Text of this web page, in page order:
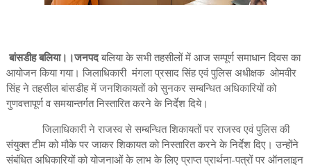
बांसडीह बलिया।।जनपदबलिया के सभी तहसीलों में आज सम्पूर्ण समाधान दिवस का
आयोजन किया गया। जिलाधिकारी मंगला प्रसाद सिंह एवं पुलिस अधीक्षक ओमवीर
सिंह ने तहसील बांसडीह में जनशिकायतों को सुनकर सम्बन्धित अधिकारियों को
गुणवत्तापूर्ण व समयान्तर्गत निस्तारित करने के निर्देश दिये।
जिलाधिकारी ने राजस्व से सम्बन्धित शिकायतों पर राजस्व एवं पुलिस की
संयुक्त टीम को मौके पर जाकर शिकायत को निस्तारित करने के निर्देश दिए। उन्होंने
संबंधित अधिकारियों को योजनाओं के लाभ के लिए प्राप्त प्रार्थना-पत्रों पर ऑनलाइन